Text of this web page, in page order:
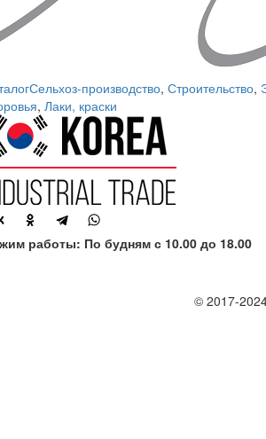
Сельхоз-производство, Строительство,
, Лаки, краски
работы: По будням с 10.00 до 18.00
© 2017-